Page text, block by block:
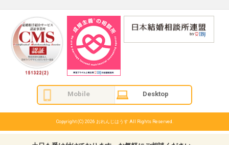
Mobile Desktop
Copyright (C) 2026 おれんじはうすAll Rights Reserved.